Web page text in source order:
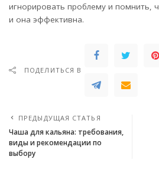
игнорировать проблему и помнить,
и она эффективна.
ПОДЕЛИТЬСЯ В
ПРЕДЫДУЩАЯ СТАТЬЯ
Чаша для кальяна: требования,
виды и рекомендации по
выбору